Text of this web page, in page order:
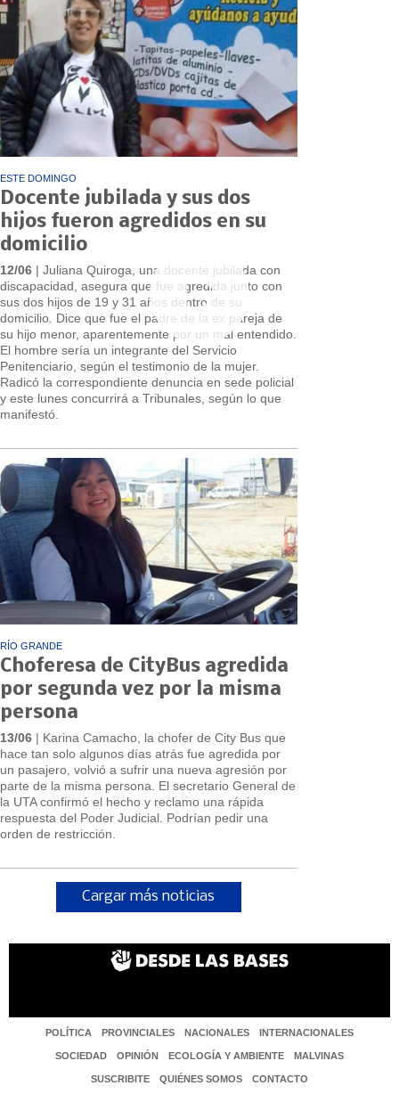
ESTE DOMINGO
Docente jubilada y sus dos
hijos fueron agredidos en su
domicilio
12/06 | Juliana Quiroga, una docente jubilada con
discapacidad, asegura que fue agredida junto con
sus dos hijos de 19 y 31 años dentro de su
domicilio. Dice que fue el padre de la ex pareja de
su hijo menor, aparentemente por un mal entendido.
El hombre sería un integrante del Servicio
Penitenciario, según el testimonio de la mujer.
Radicó la correspondiente denuncia en sede policial
y este lunes concurrirá a Tribunales, según lo que
manifestó.
RÍO GRANDE
Choferesa de CityBus agredida
por segunda vez por la misma
persona
13/06 | Karina Camacho, la chofer de City Bus que
hace tan solo algunos días atrás fue agredida por
un pasajero, volvió a sufrir una nueva agresión por
parte de la misma persona. El secretario General de
la UTA confirmó el hecho y reclamo una rápida
respuesta del Poder Judicial. Podrían pedir una
orden de restricción.
Cargar más noticias
POLÍTICA PROVINCIALES NACIONALES INTERNACIONALES
SOCIEDAD OPINIÓN ECOLOGÍA Y AMBIENTE MALVINAS
SUSCRIBITE QUIÉNES SOMOS CONTACTO